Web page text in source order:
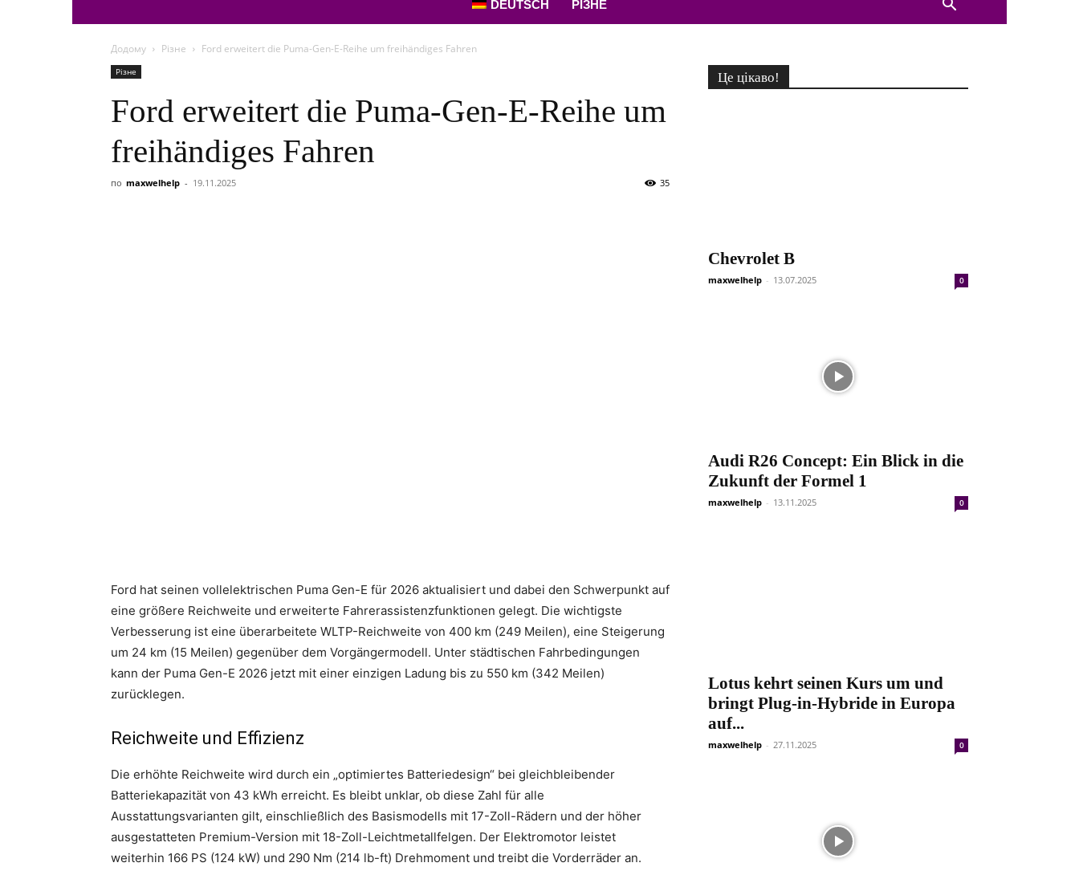
DEUTSCH РІЗНЕ
Додому Різне Ford erweitert die Puma-Gen-E-Reihe um freihändiges Fahren
Різне
Ford erweitert die Puma-Gen-E-Reihe um
freihändiges Fahren
по maxwelhelp - 19.11.2025 35
Ford hat seinen vollelektrischen Puma Gen-E für 2026 aktualisiert und dabei den Schwerpunkt auf
eine größere Reichweite und erweiterte Fahrerassistenzfunktionen gelegt. Die wichtigste
Verbesserung ist eine überarbeitete WLTP-Reichweite von 400 km (249 Meilen), eine Steigerung
um 24 km (15 Meilen) gegenüber dem Vorgängermodell. Unter städtischen Fahrbedingungen
kann der Puma Gen-E 2026 jetzt mit einer einzigen Ladung bis zu 550 km (342 Meilen)
zurücklegen.
Reichweite und Effizienz
Die erhöhte Reichweite wird durch ein „optimiertes Batteriedesign“ bei gleichbleibender
Batteriekapazität von 43 kWh erreicht. Es bleibt unklar, ob diese Zahl für alle
Ausstattungsvarianten gilt, einschließlich des Basismodells mit 17-Zoll-Rädern und der höher
ausgestatteten Premium-Version mit 18-Zoll-Leichtmetallfelgen. Der Elektromotor leistet
weiterhin 166 PS (124 kW) und 290 Nm (214 lb-ft) Drehmoment und treibt die Vorderräder an.
Це цікаво!
Chevrolet B
maxwelhelp - 13.07.2025 0
Audi R26 Concept: Ein Blick in die
Zukunft der Formel 1
maxwelhelp - 13.11.2025 0
Lotus kehrt seinen Kurs um und
bringt Plug-in-Hybride in Europa
auf...
maxwelhelp - 27.11.2025 0